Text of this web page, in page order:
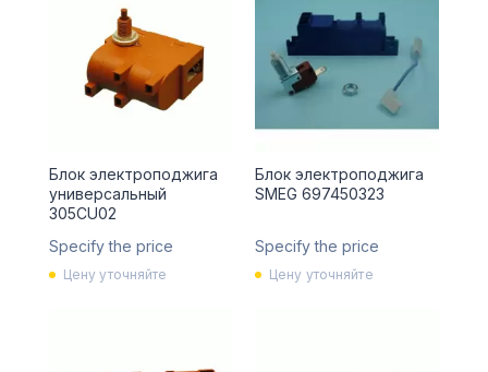
Блок электроподжига
универсальный
305CU02
Specify the price
Цену уточняйте
Блок электроподжига
SMEG 697450323
Specify the price
Цену уточняйте